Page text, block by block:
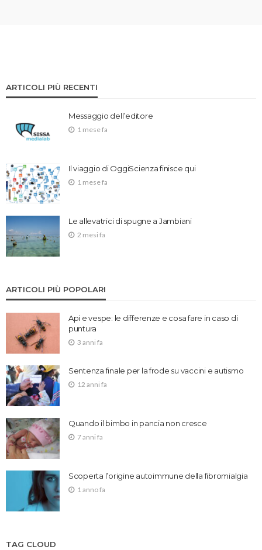
ARTICOLI PIÙ RECENTI
Messaggio dell’editore
1 mese fa
Il viaggio di OggiScienza finisce qui
1 mese fa
Le allevatrici di spugne a Jambiani
2 mesi fa
ARTICOLI PIÙ POPOLARI
Api e vespe: le differenze e cosa fare in caso di
puntura
3 anni fa
Sentenza finale per la frode su vaccini e autismo
12 anni fa
Quando il bimbo in pancia non cresce
7 anni fa
Scoperta l’origine autoimmune della fibromialgia
1 anno fa
TAG CLOUD